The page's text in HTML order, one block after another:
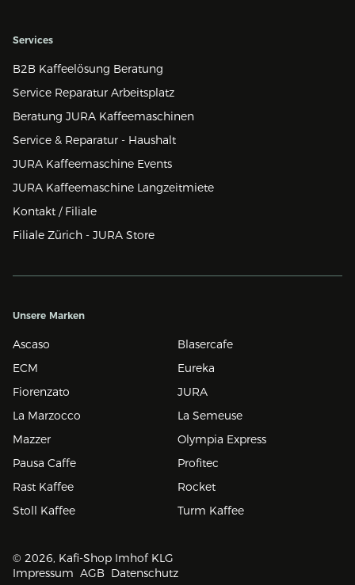
Services
B2B Kaffeelösung Beratung
Service Reparatur Arbeitsplatz
Beratung JURA Kaffeemaschinen
Service & Reparatur - Haushalt
JURA Kaffeemaschine Events
JURA Kaffeemaschine Langzeitmiete
Kontakt / Filiale
Filiale Zürich - JURA Store
Unsere Marken
Ascaso
Blasercafe
ECM
Eureka
Fiorenzato
JURA
La Marzocco
La Semeuse
Mazzer
Olympia Express
Pausa Caffe
Profitec
Rast Kaffee
Rocket
Stoll Kaffee
Turm Kaffee
© 2026, Kafi-Shop Imhof KLG
Impressum AGB Datenschutz